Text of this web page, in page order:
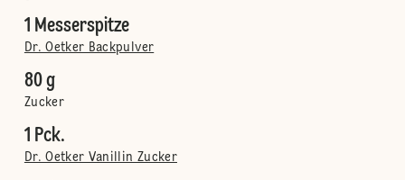
1 Messerspitze
Dr. Oetker Backpulver
80 g
Zucker
1 Pck.
Dr. Oetker Vanillin Zucker